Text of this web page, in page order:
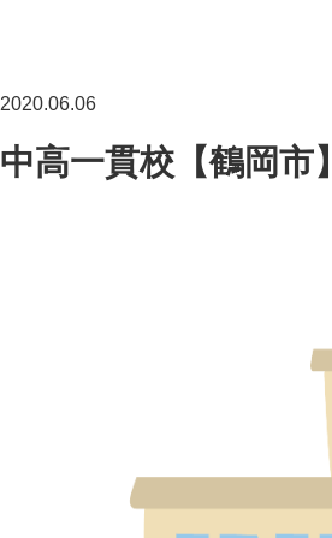
2020.06.06
中高一貫校【鶴岡市